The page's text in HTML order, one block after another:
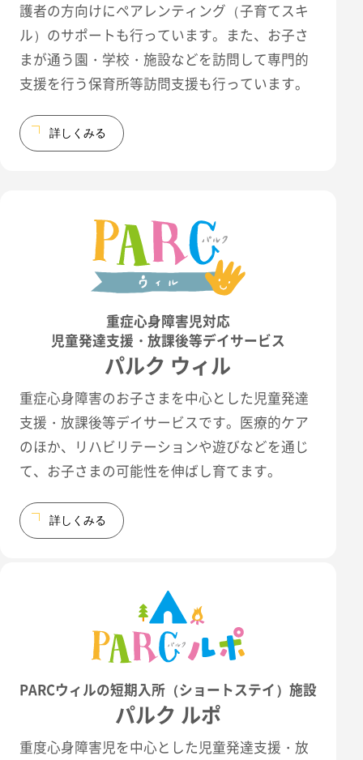
護者の方向けにペアレンティング（子育てスキ
ル）のサポートも行っています。また、お子さ
まが通う園・学校・施設などを訪問して専門的
支援を行う保育所等訪問支援も行っています。
詳しくみる
重症心身障害児対応
児童発達支援・放課後等デイサービス
パルク ウィル
重症心身障害のお子さまを中心とした児童発達
支援・放課後等デイサービスです。医療的ケア
のほか、リハビリテーションや遊びなどを通じ
て、お子さまの可能性を伸ばし育てます。
詳しくみる
PARCウィルの短期入所（ショートステイ）施設
パルク ルポ
重度心身障害児を中心とした児童発達支援・放